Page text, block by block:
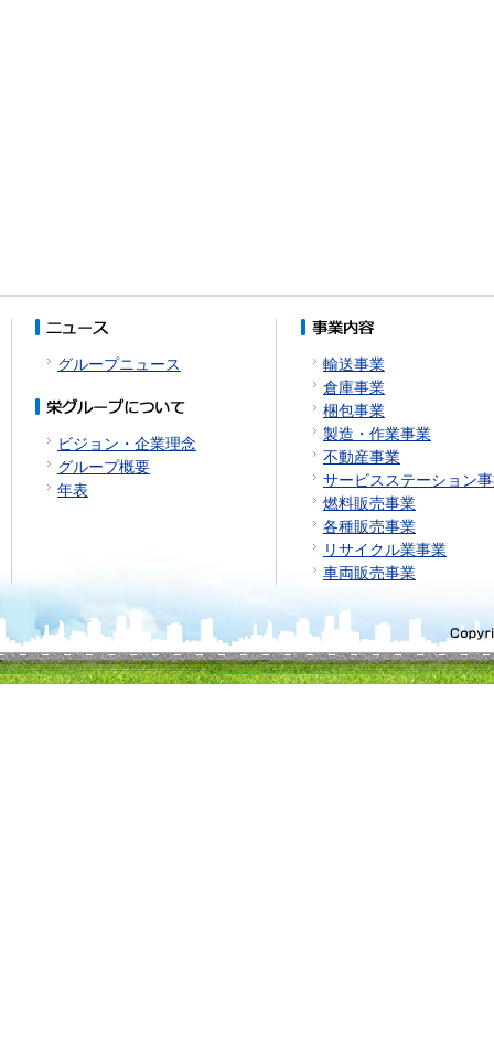
グループニュース
ビジョン・企業理念
グループ概要
年表
輸送事業
倉庫事業
梱包事業
製造・作業事業
不動産事業
サービスステーション
燃料販売事業
各種販売事業
リサイクル業事業
車両販売事業